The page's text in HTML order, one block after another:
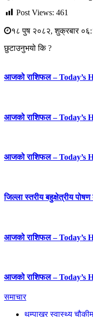
Post Views: 461
१८ पुष २०८२, शुक्रबार
छुटाउनुभयो कि ?
आजको राशिफल – Today’s
आजको राशिफल – Today’s
आजको राशिफल – Today’s
जिल्ला स्तरीय बहुक्षेत्रीय
आजको राशिफल – Today’s
आजको राशिफल – Today’s
समाचार
थुम्पाखर स्वास्थ्य